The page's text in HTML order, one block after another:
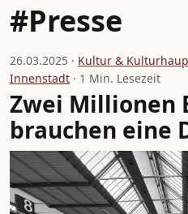
#Presse
26.03.2025 · Kultur &
Innenstadt · 1 Min. Lesezeit
Zwei Millionen
brauchen eine